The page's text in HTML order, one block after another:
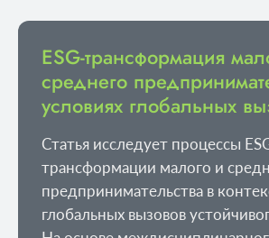
ESG-трансформация
среднего
условиях глобальных
Статья исследует процессы
трансформации малого и
предпринимательства в
глобальных вызовов